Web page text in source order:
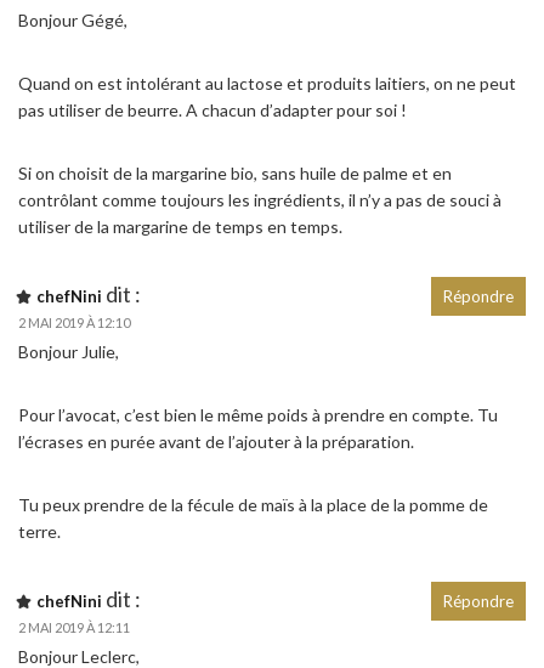
Bonjour Gégé,
Quand on est intolérant au lactose et produits laitiers, on ne peut
pas utiliser de beurre. A chacun d’adapter pour soi !
Si on choisit de la margarine bio, sans huile de palme et en
contrôlant comme toujours les ingrédients, il n’y a pas de souci à
utiliser de la margarine de temps en temps.
chefNini dit :
2 MAI 2019 À 12:10
Bonjour Julie,
Pour l’avocat, c’est bien le même poids à prendre en compte. Tu
l’écrases en purée avant de l’ajouter à la préparation.
Tu peux prendre de la fécule de maïs à la place de la pomme de
terre.
Répondre
chefNini dit :
2 MAI 2019 À 12:11
Bonjour Leclerc,
Répondre